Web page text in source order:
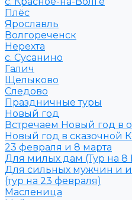
Плёс
Ярославль
Волгореченск
Нерехта
с. Сусанино
Галич
Щелыково
Следово
Праздничные туры
Новый год
Встречаем Новый год в
Новый год в сказочной
23 февраля и 8 марта
Для милых дам (Тур на 8
Для сильных мужчин и
(тур на 23 февраля)
Масленица